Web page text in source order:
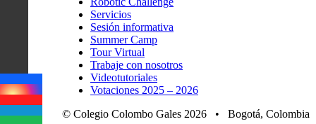
Servicios
Sesión informativa
Summer Camp
Tour Virtual
Trabaje con nosotros
Videotutoriales
Votaciones 2025 – 2026
© Colegio Colombo Gales 2026 • Bogotá, Colombia